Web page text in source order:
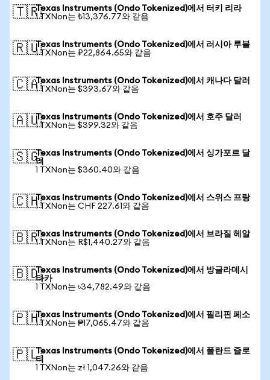
🇹🇷Texas Instruments (Ondo Tokenized)에서 터키 리라
1 TXNon는 ₺13,376.77와 같음
🇷🇺Texas Instruments (Ondo Tokenized)에서 러시아 루블
1 TXNon는 ₽22,864.65와 같음
🇨🇦Texas Instruments (Ondo Tokenized)에서 캐나다 달러
1 TXNon는 $393.67와 같음
🇦🇺Texas Instruments (Ondo Tokenized)에서 호주 달러
1 TXNon는 $399.32와 같음
🇸🇬Texas Instruments (Ondo Tokenized)에서 싱가포르 달
러
1 TXNon는 $360.40와 같음
🇨🇭Texas Instruments (Ondo Tokenized)에서 스위스 프랑
1 TXNon는 CHF 227.61와 같음
🇧🇷Texas Instruments (Ondo Tokenized)에서 브라질 헤알
1 TXNon는 R$1,440.27와 같음
🇧🇩Texas Instruments (Ondo Tokenized)에서 방글라데시
타카
1 TXNon는 ৳34,782.49와 같음
🇵🇭Texas Instruments (Ondo Tokenized)에서 필리핀 페소
1 TXNon는 ₱17,065.47와 같음
🇵🇱Texas Instruments (Ondo Tokenized)에서 폴란드 즐로
티
1 TXNon는 zł 1,047.26와 같음